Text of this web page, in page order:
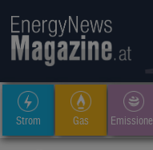
Strom Gas